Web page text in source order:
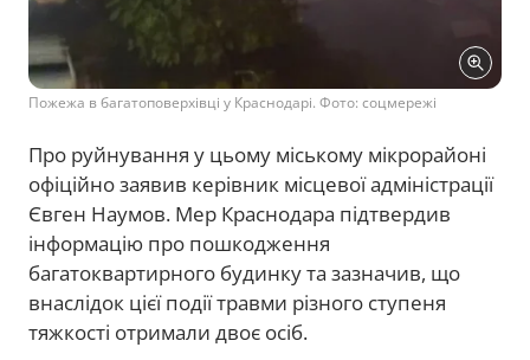
Пожежа в багатоповерхівці у Краснодарі. Фото: соцмережі
Про руйнування у цьому міському мікрорайоні
офіційно заявив керівник місцевої адміністрації
Євген Наумов. Мер Краснодара підтвердив
інформацію про пошкодження
багатоквартирного будинку та зазначив, що
внаслідок цієї події травми різного ступеня
тяжкості отримали двоє осіб.